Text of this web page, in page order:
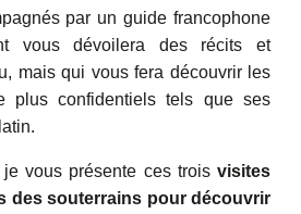
par un guide francophone
vous dévoilera des récits et
mais qui vous fera découvrir les
plus confidentiels tels que ses
vous présente ces trois visites
des souterrains pour découvrir